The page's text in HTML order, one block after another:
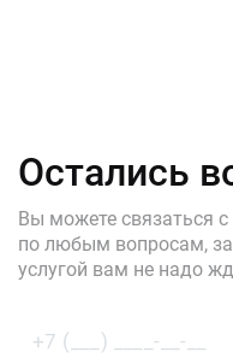
Остались
Вы можете связаться
по любым вопросам,
услугой вам не надо